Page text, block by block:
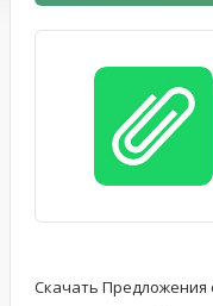
Скачать Предложения